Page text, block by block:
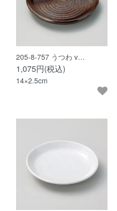
205-8-757 うつわ v…
1,075円(税込)
14×2.5cm